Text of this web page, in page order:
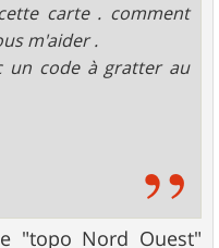
carte . comment
m'aider .
un code à gratter au
"topo Nord Ouest"